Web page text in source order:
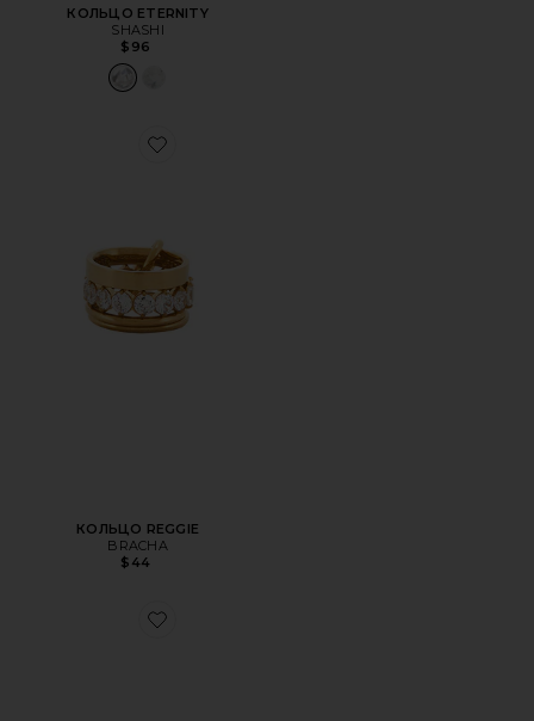
КОЛЬЦО ETERNITY
SHASHI
$96
Favorite КОЛЬЦО REGGIE
КОЛЬЦО REGGIE
BRACHA
$44
Favorite КОЛЬЦО REESE